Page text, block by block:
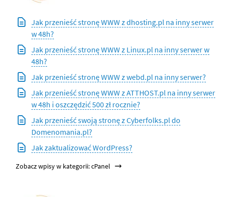
Jak przenieść stronę WWW z dhosting.pl na inny serwer
w 48h?
Jak przenieść stronę WWW z Linux.pl na inny serwer w
48h?
Jak przenieść stronę WWW z webd.pl na inny serwer?
Jak przenieść stronę WWW z ATTHOST.pl na inny serwer
w 48h i oszczędzić 500 zł rocznie?
Jak przenieść swoją stronę z Cyberfolks.pl do
Domenomania.pl?
Jak zaktualizować WordPress?
Zobacz wpisy w kategorii: cPanel